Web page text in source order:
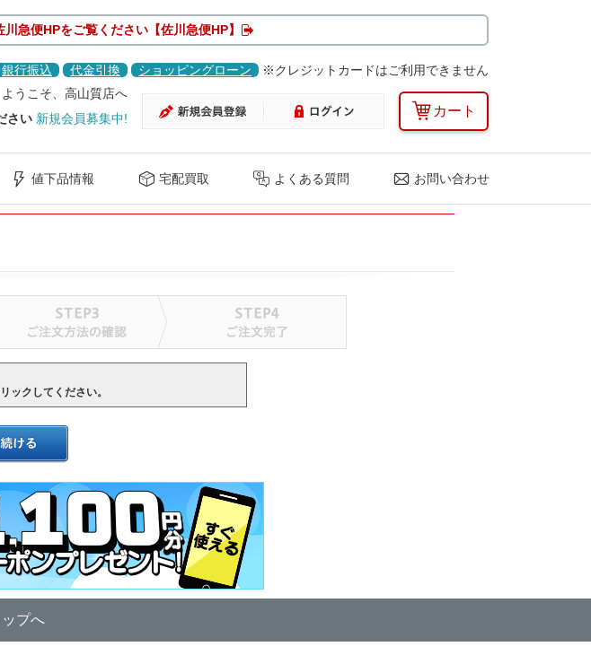
急便HPをご覧ください【佐川急便HP】
銀行振込 代金引換 ショッピングローン ※クレジットカードはご利用できません
ようこそ、高山質店へ
さい 新規会員募集中! カート
値下品情報 宅配買取 よくある質問 お問い合わせ
ックしてください。
プへ